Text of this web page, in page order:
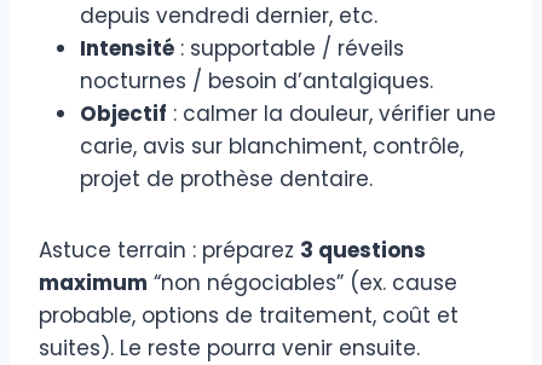
depuis vendredi dernier, etc.
Intensité : supportable / réveils
nocturnes / besoin d’antalgiques.
Objectif : calmer la douleur, vérifier une
carie, avis sur blanchiment, contrôle,
projet de prothèse dentaire.
Astuce terrain : préparez 3 questions
maximum “non négociables” (ex. cause
probable, options de traitement, coût et
suites). Le reste pourra venir ensuite.